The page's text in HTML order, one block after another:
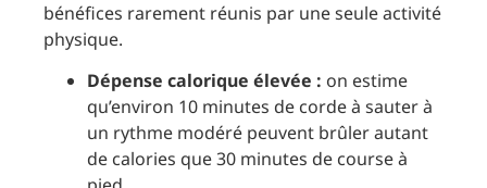
bénéfices rarement réunis par une seule activité
physique.
Dépense calorique élevée : on estime
qu’environ 10 minutes de corde à sauter à
un rythme modéré peuvent brûler autant
de calories que 30 minutes de course à